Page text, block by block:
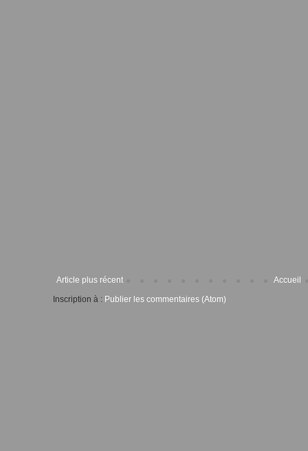
Article plus récent
Accueil
Inscription à : Publier les commentaires (Atom)